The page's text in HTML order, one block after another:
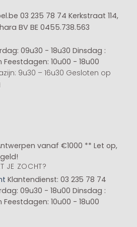
03 235 78 74 Kerkstraat 114,
BV BE 0455.738.563
09u30 - 18u30 Dinsdag :
Feestdagen: 10u00 - 18u00
9u30 – 16u30 Gesloten op
vanaf €1000 ** Let op,
JE ZOCHT?
Klantendienst: 03 235 78 74
09u30 - 18u00 Dinsdag :
Feestdagen: 10u00 - 18u00